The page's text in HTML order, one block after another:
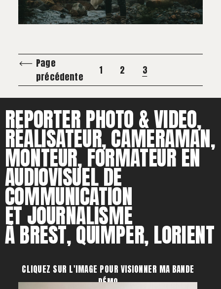
Page
précédente
1 2 3
CLIQUEZ SUR L'IMAGE POUR VISIONNER MA BANDE
DÉMO
REPORTER PHOTO & VIDEO,
RÉALISATEUR, CAMERAMAN,
MONTEUR, FORMATEUR EN
AUDIOVISUEL DE
COMMUNICATION
ET JOURNALISME
À BREST, QUIMPER, LORIENT